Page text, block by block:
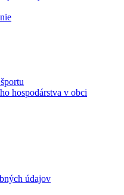
hospodárstva v obci
údajov